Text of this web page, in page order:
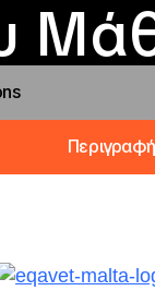
Περιγραφή